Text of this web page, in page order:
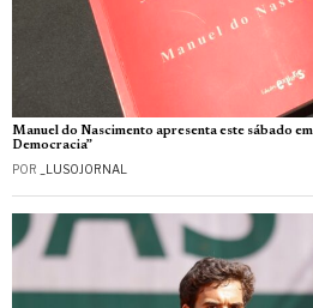
Manuel do Nascimento apresenta este sábado
Democracia”
POR _LUSOJORNAL